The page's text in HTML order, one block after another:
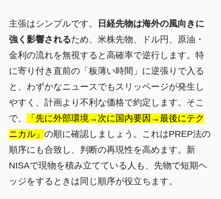
主張はシンプルです。
日経先物は海外の風向きに
強く影響されるため、米株先物、ドル円、原油・
金利の流れを無視すると高確率で逆行します。特
に寄り付き直前の「板薄い時間」に逆張りで入る
と、わずかなニュースでもスリッページが発生し
やすく、計画より不利な価格で約定します。そこ
で、
「先に外部環境→次に国内要因→最後にテク
ニカル」 の順に確認しましょう。これはPREP法の
順序にも合致し、判断の再現性を高めます。新
NISAで現物を積み立てている人も、先物で短期ヘ
ッジをするときは同じ順序が役立ちます。